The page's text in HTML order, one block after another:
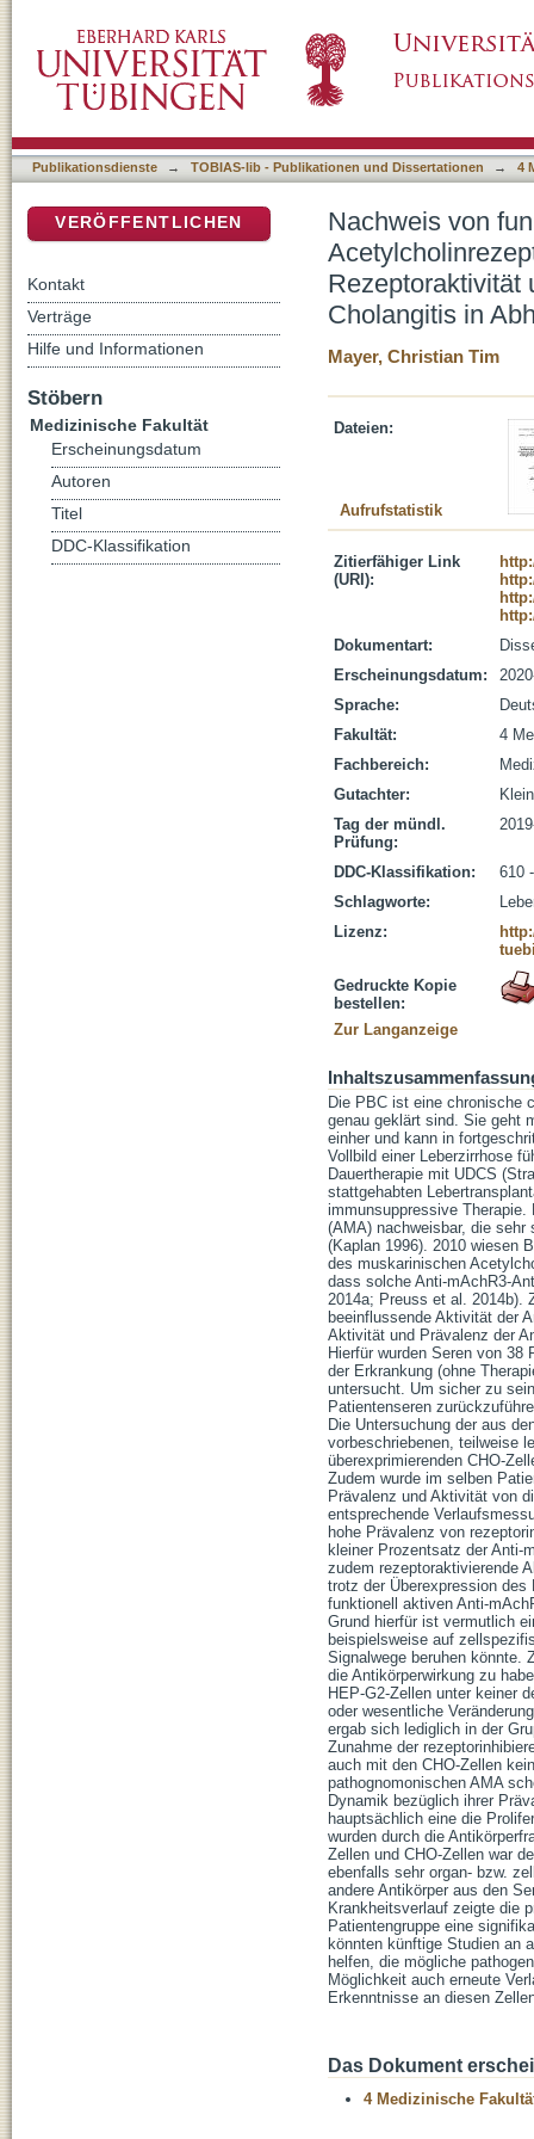
Analyse ihres Einflusses auf die
biliärer Cholangitis in Abhängigkeit von Art
Publikationsdienste → TOBIAS-lib - Publikationen und Dissertationen → 4
Nachweis von
Rezeptoraktivität
Cholangitis in
Mayer, Christian Tim
Dateien:
Aufrufstatistik
Zitierfähiger Link
(URI):
Dokumentart:
Erscheinungsdatum:
Sprache:
Fakultät:
4
Fachbereich:
Gutachter:
Tag der mündl.
Prüfung:
DDC-Klassifikation:
610
Schlagworte:
Lizenz:
Gedruckte Kopie
bestellen:
Zur Langanzeige
Die PBC ist eine chronische
genau geklärt sind. Sie geht
einher und kann in
Vollbild einer Leberzirrhose
Dauertherapie mit UDCS
stattgehabten
immunsuppressive Therapie.
(AMA) nachweisbar, die
(Kaplan 1996). 2010 wiesen
des muskarinischen
dass solche Anti-mAchR3-
2014a; Preuss et al. 2014b).
beeinflussende Aktivität der
Aktivität und Prävalenz der
Hierfür wurden Seren von
der Erkrankung (ohne
untersucht. Um sicher zu
Patientenseren
Die Untersuchung der aus
vorbeschriebenen, teilweise
überexprimierenden CHO-
Zudem wurde im selben
Prävalenz und Aktivität von
entsprechende
hohe Prävalenz von
kleiner Prozentsatz der Anti-
zudem rezeptoraktivierende
trotz der Überexpression
funktionell aktiven Anti-
Grund hierfür ist vermutlich
beispielsweise auf
Signalwege beruhen könnte.
die Antikörperwirkung zu
HEP-G2-Zellen unter keiner
oder wesentliche
ergab sich lediglich in der
Zunahme der
auch mit den CHO-Zellen
pathognomonischen AMA
Dynamik bezüglich ihrer
hauptsächlich eine die
wurden durch die
Zellen und CHO-Zellen war
ebenfalls sehr organ- bzw.
andere Antikörper aus den
Krankheitsverlauf zeigte die
Patientengruppe eine
könnten künftige Studien an
helfen, die mögliche
Möglichkeit auch erneute
Erkenntnisse an diesen
Das Dokument
4 Medizinische
VERÖFFENTLICHEN
Kontakt
Verträge
Hilfe und Informationen
Stöbern
Medizinische Fakultät
Erscheinungsdatum
Autoren
Titel
DDC-Klassifikation